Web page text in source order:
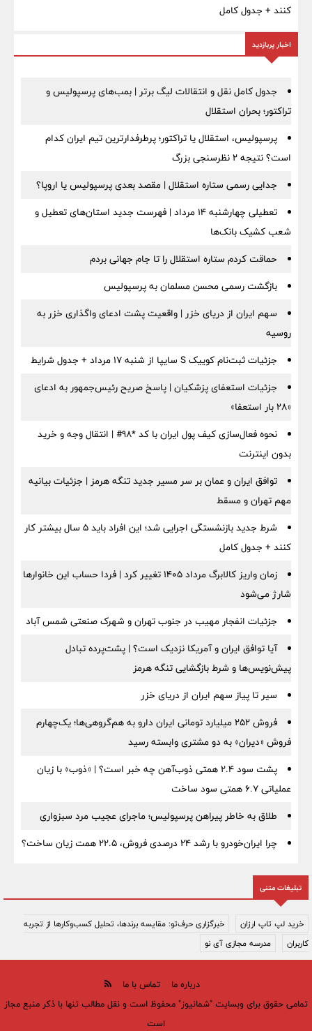
کنند + جدول کامل
اخبار پربازدید
جدول کامل نقل و انتقالات لیگ برتر | بمب‌های پرسپولیس و
تراکتور؛ بحران استقلال
پرسپولیس، استقلال یا تراکتور؛ پرطرفدارترین تیم ایران کدام
است؟ نتیجه ۲ نظرسنجی بزرگ
جدایی رسمی ستاره استقلال | مقصد بعدی پرسپولیس یا اروپا؟
تعطیلی چهارشنبه ۱۴ مرداد | فهرست جدید استان‌های تعطیل و
شعب کشیک بانک‌ها
حماقت کردم ستاره استقلال را تا جام جهانی بردم
بازگشت رسمی محسن مسلمان به پرسپولیس
سهم ایران از دریای خزر | واقعیت پشت ادعای واگذاری خزر به
روسیه
جزئیات ثبت‌نام کوییک S سایپا از شنبه ۱۷ مرداد + جدول شرایط
جزئیات استعفای پزشکیان | پاسخ صریح رئیس‌جمهور به ادعای
«۲۸ بار استعفا»
نحوه فعال‌سازی کیف پول ایران با کد *98# | انتقال وجه و خرید
بدون اینترنت
توافق ایران و عمان بر سر مسیر جدید تنگه هرمز | جزئیات بیانیه
مهم تهران و مسقط
شرط جدید بازنشستگی اجرایی شد؛ این افراد باید ۵ سال بیشتر کار
کنند + جدول کامل
زمان واریز کالابرگ مرداد ۱۴۰۵ تغییر کرد | فردا حساب این خانوارها
شارژ می‌شود
جزئیات انفجار مهیب در جنوب تهران و شهرک صنعتی شمس آباد
آیا توافق ایران و آمریکا نزدیک است؟ | پشت‌پرده تبادل
پیش‌نویس‌ها و شرط بازگشایی تنگه هرمز
سیر تا پیاز سهم ایران از دریای خزر
فروش ۲۵۲ میلیارد تومانی ایران دارو به هم‌گروهی‌ها؛ یک‌چهارم
فروش «دیران» به دو مشتری وابسته رسید
پشت سود ۲.۴ همتی ذوب‌آهن چه خبر است؟ | «ذوب» با زیان
عملیاتی ۶.۷ همتی سود ساخت
طلاق به خاطر پیراهن پرسپولیس؛ ماجرای عجیب مرد سبزواری
چرا ایران‌خودرو با رشد ۲۴ درصدی فروش، ۲۲.۵ همت زیان ساخت؟
تبلیغات متنی
خرید لپ تاپ ارزان
خبرگزاری حرف‌تو: مقایسه برندها، تحلیل کسب‌وکارها از تجربه
کاربران
مدرسه مجازی آی نو
درباره ما
تماس با ما
تمامی حقوق برای وبسایت "شمانیوز" محفوظ است و نقل مطالب تنها با ذکر منبع مجاز
است